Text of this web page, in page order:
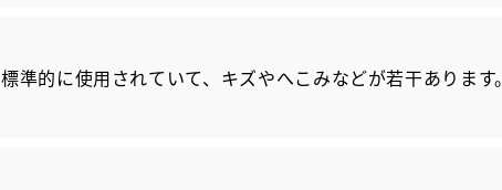
標準的に使用されていて、キズやへこみなどが若干あります。